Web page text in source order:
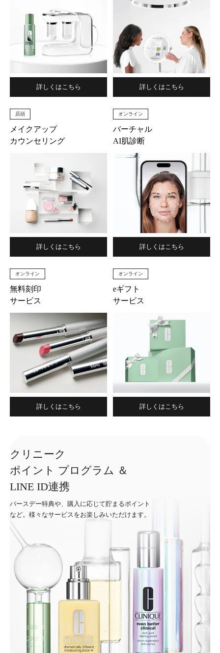
詳しくはこちら 詳しくはこちら
店頭
メイクアップ
カウンセリング
詳しくはこちら
オンライン
バーチャル
AI肌診断
詳しくはこちら
オンライン
無料刻印
サービス
詳しくはこちら
オンライン
eギフト
サービス
詳しくはこちら
クリニーク
ポイント プログラム ＆
LINE ID連携
バースデー特典や、購入に応じて貯まるポイント
など。様々なサービスをお楽しみいただけます。